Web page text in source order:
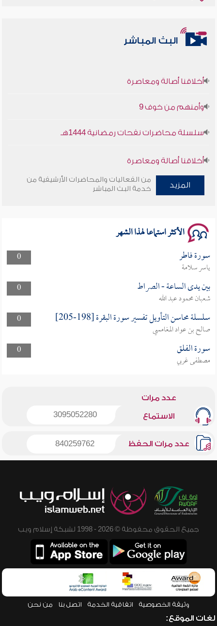
البث المباشر
أخلاقنا أصالة ومعاصرة
وأمنهم من خوف 9
سلسلة محاضرات نفحات رمضانية 1444هـ
أخلاقنا أصالة ومعاصرة
وأمنهم من خوف 9
المزيد
من الفعاليات والمحاضرات الأرشيفية من
خدمة البث المباشر
الأكثر استماعا لهذا الشهر
0 سورة فاطر
ياسر سلامة
0
بين يدى الساعة - الصراط
شعبان محمود عبد الله
0
سلسلة محاسن التأويل تفسير سورة البقرة [198-205]
صالح بن عواد المغامسي
0
سورة الفلق
مصطفى غربي
عدد مرات
الاستماع 3095052280
عدد مرات الحفظ 840259762
جميع الحقوق محفوظة © 2026 - 1998 لشبكة إسلام ويب
وثيقة الخصوصية اتفاقية الخدمة اتصل بنا من نحن
لغات الموقع: